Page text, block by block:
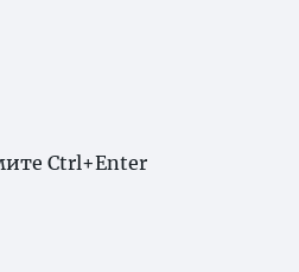
Ctrl+Enter